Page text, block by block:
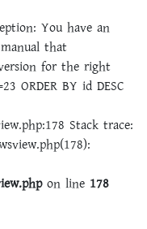
You have an
that
for the right
ORDER BY id DESC
Stack trace:
on line 178